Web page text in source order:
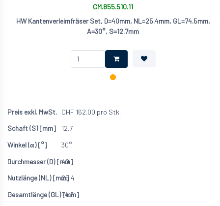
CM.855.510.11
HW Kantenverleimfräser Set, D=40mm, NL=25.4mm, GL=74.5mm,
A=30°, S=12.7mm
CHF 162.00 pro Stk.
12.7
30°
40
25.4
74.5